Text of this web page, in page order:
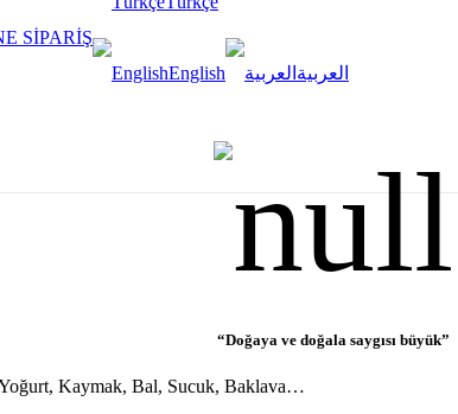
SİPARİŞ
English العربية
“Doğaya ve doğala saygısı büyük”
Kaymak, Bal, Sucuk, Baklava…